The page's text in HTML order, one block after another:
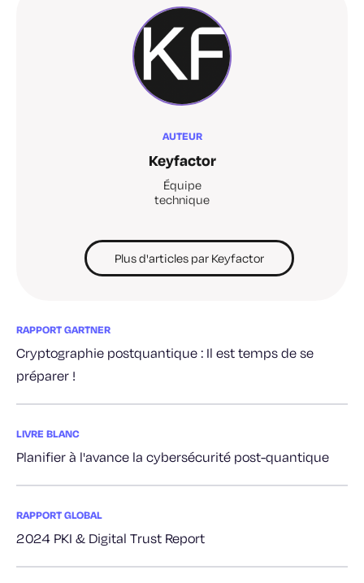
AUTEUR
Keyfactor
Équipe
technique
Plus d'articles par Keyfactor
RAPPORT GARTNER
Cryptographie postquantique : Il est temps de se
préparer !
LIVRE BLANC
Planifier à l'avance la cybersécurité post-quantique
RAPPORT GLOBAL
2024 PKI & Digital Trust Report